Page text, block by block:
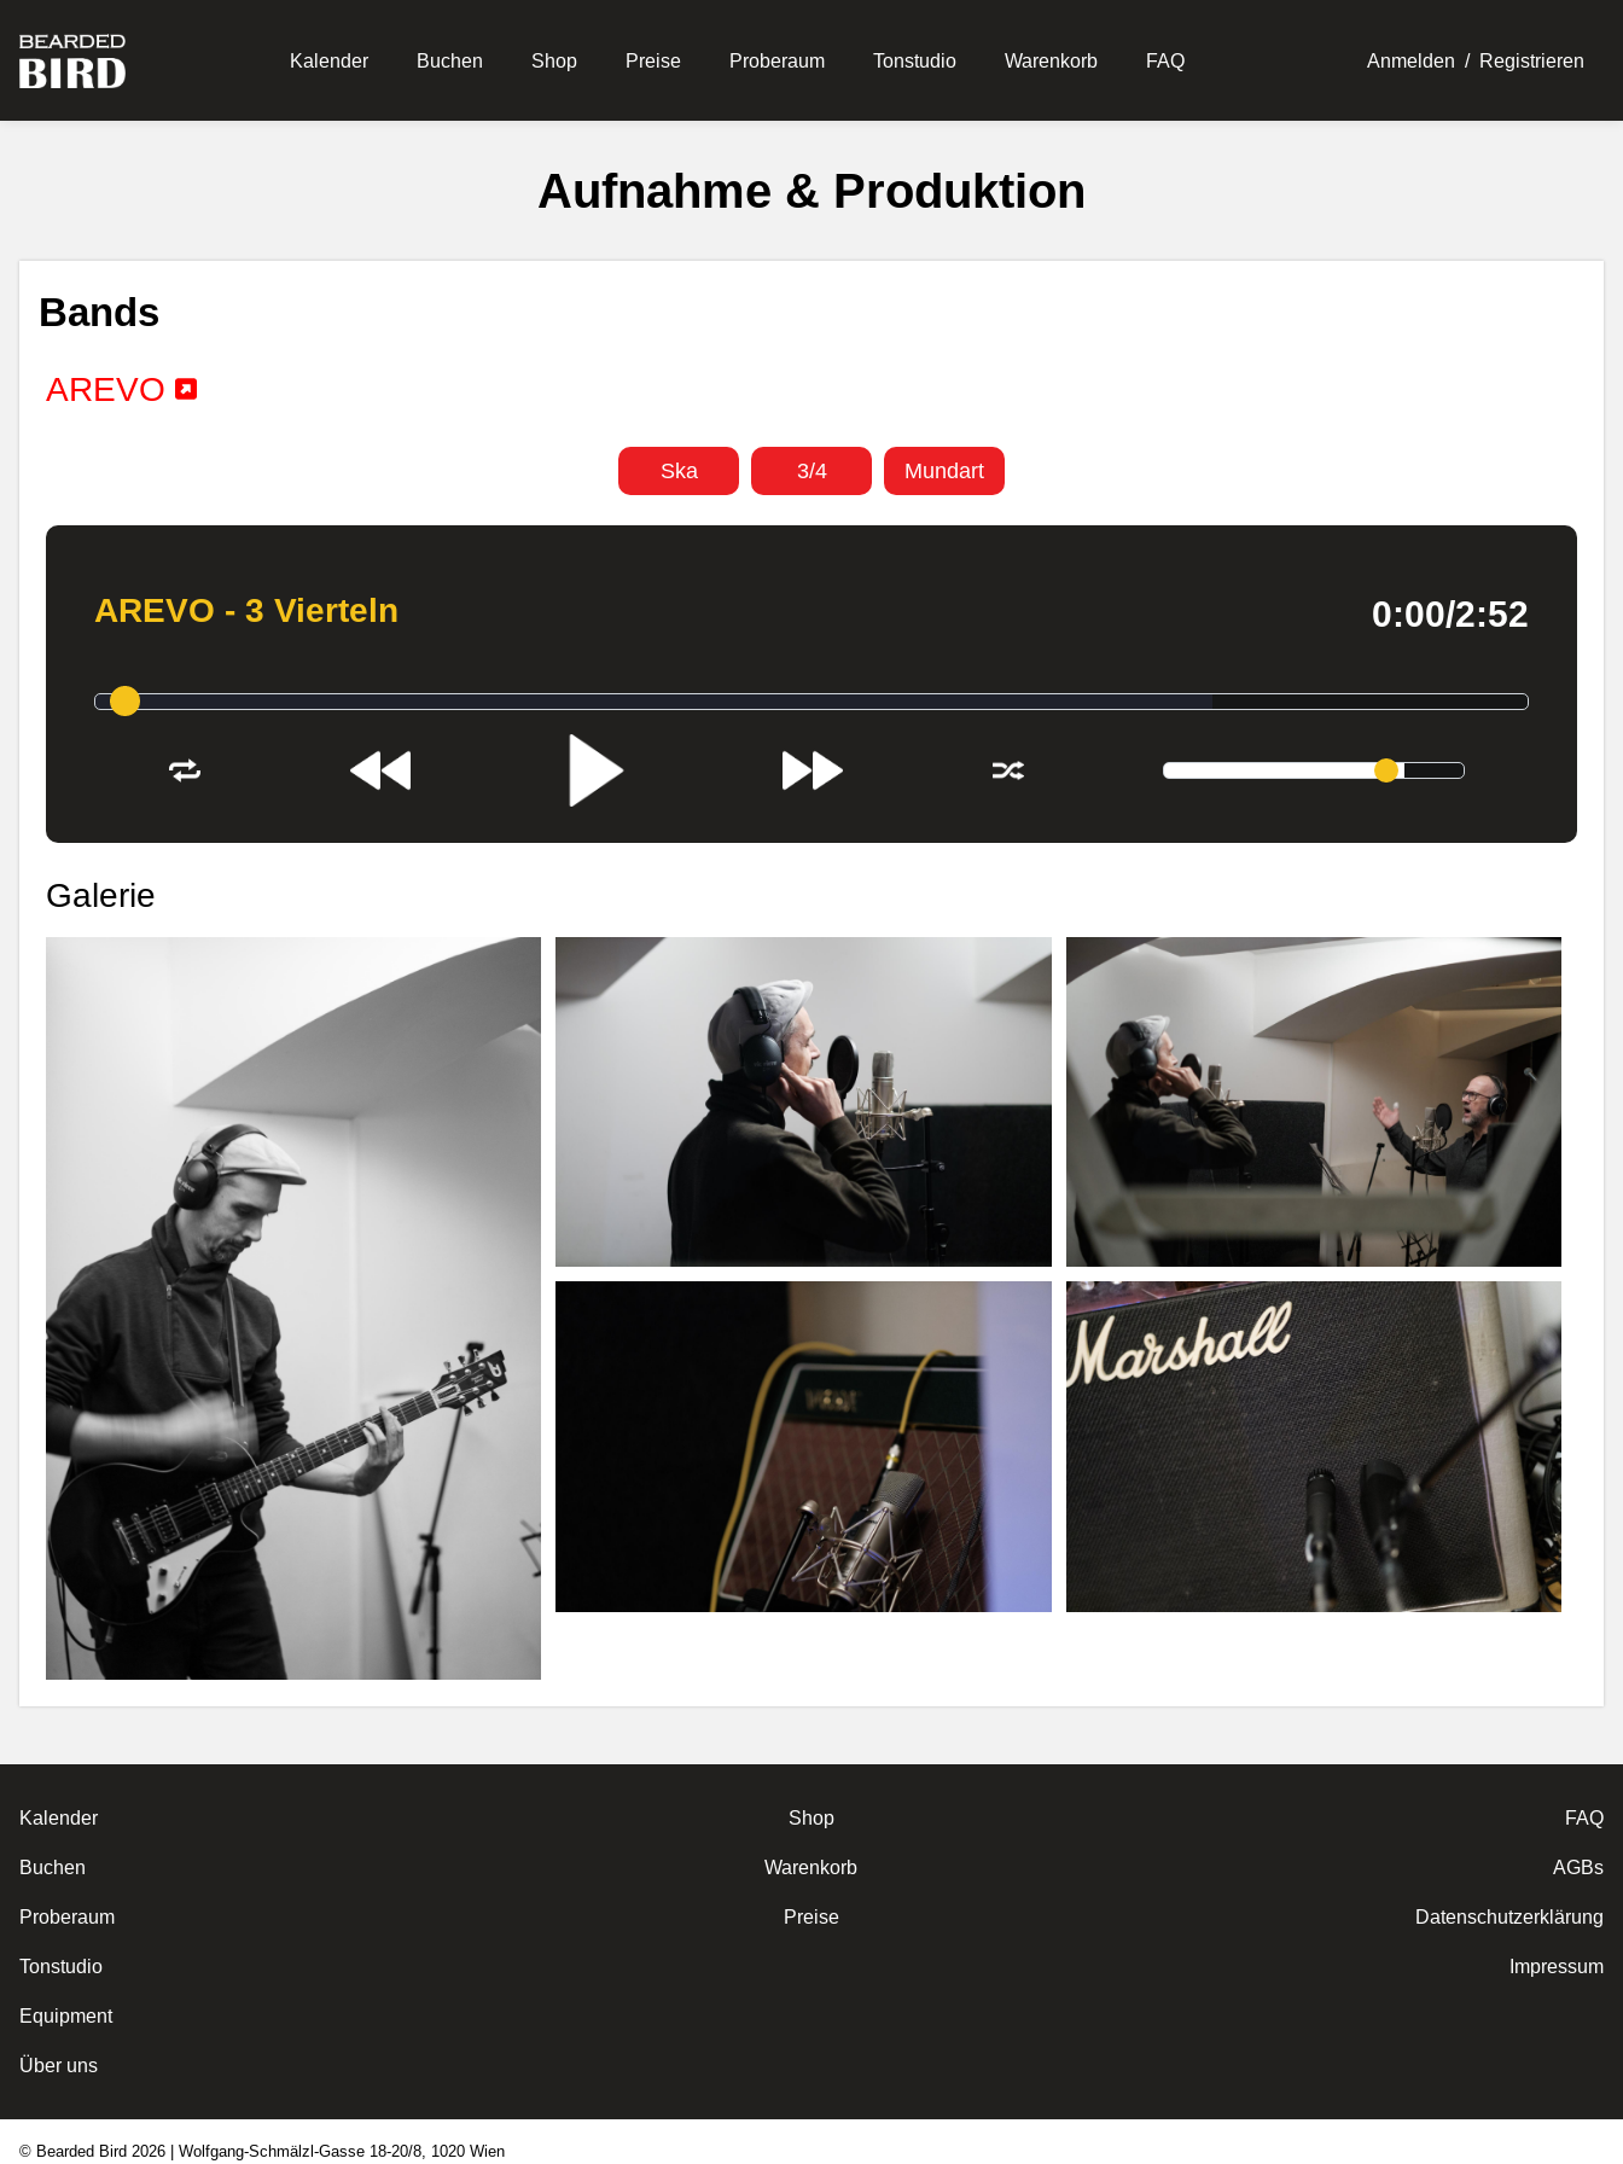
Kalender Buchen Shop Preise Proberaum Tonstudio Warenkorb FAQ Anmelden / Registrieren
Aufnahme & Produktion
Bands
AREVO
Ska 3/4 Mundart
AREVO - 3 Vierteln 0:00/2:52
Galerie
Kalender
Buchen
Proberaum
Tonstudio
Equipment
Über uns
Shop
Warenkorb
Preise
FAQ
AGBs
Datenschutzerklärung
Impressum
© Bearded Bird 2026 | Wolfgang-Schmälzl-Gasse 18-20/8, 1020 Wien